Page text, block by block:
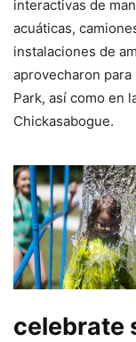
interactivas de
acuáticas,
instalaciones de
aprovecharon
Park, así como en
Chickasabogue.
celebrate